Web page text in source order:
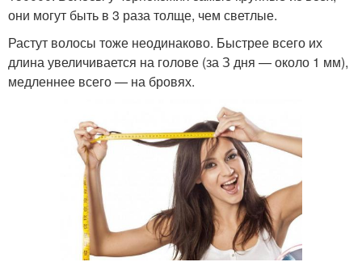
они могут быть в 3 раза толще, чем светлые.
Растут волосы тоже неодинаково. Быстрее всего их
длина увеличивается на голове (за З дня — около 1 мм),
медленнее всего — на бровях.